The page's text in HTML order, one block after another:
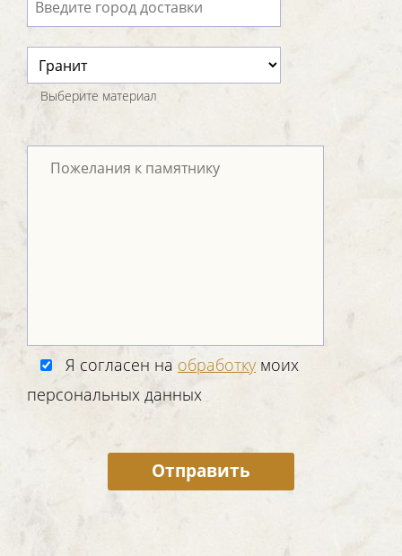
Выберите материал
Я согласен на обработку моих
персональных данных
Отправить